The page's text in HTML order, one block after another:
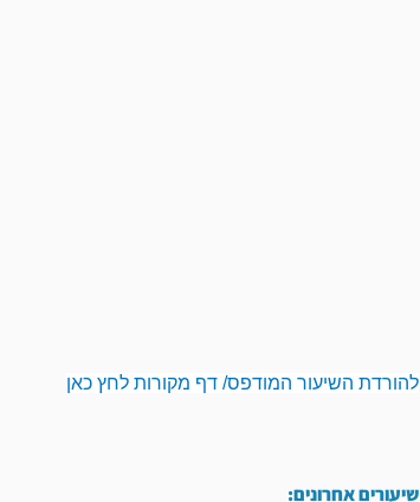
להורדת השיעור המודפס/ דף מקורות לחץ כאן
שיעורים אחרונים: